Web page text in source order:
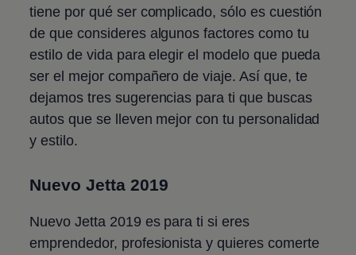
tiene por qué ser complicado, sólo es cuestión
de que consideres algunos factores como tu
estilo de vida para elegir el modelo que pueda
ser el mejor compañero de viaje. Así que, te
dejamos tres sugerencias para ti que buscas
autos que se lleven mejor con tu personalidad
y estilo.
Nuevo Jetta2019
Nuevo Jetta 2019 es para ti si eres
emprendedor, profesionista y quieres comerte